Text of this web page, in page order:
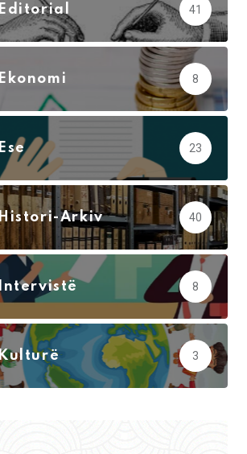
Editorial 41
Ekonomi 8
Ese 23
Arkiv 40
8
3